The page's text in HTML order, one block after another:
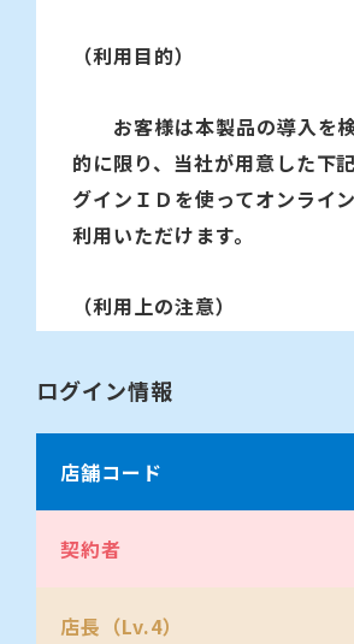
（利用目的）
お客様は本製品の導入を
的に限り、当社が用意した下
グインＩＤを使ってオンライ
利用いただけます。
（利用上の注意）
１、デモ版では、数時間ごと
います。
２、デモ版では、通常版と同
る場合は、ご自身で登録したデ
ログイン情報
店舗コード
契約者
店長（Lv.4）